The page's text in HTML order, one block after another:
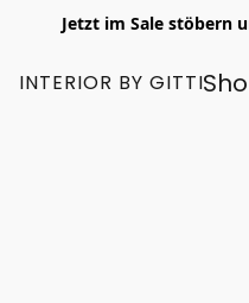
Jetzt im Sale stöbern
INTERIOR BY GITTI